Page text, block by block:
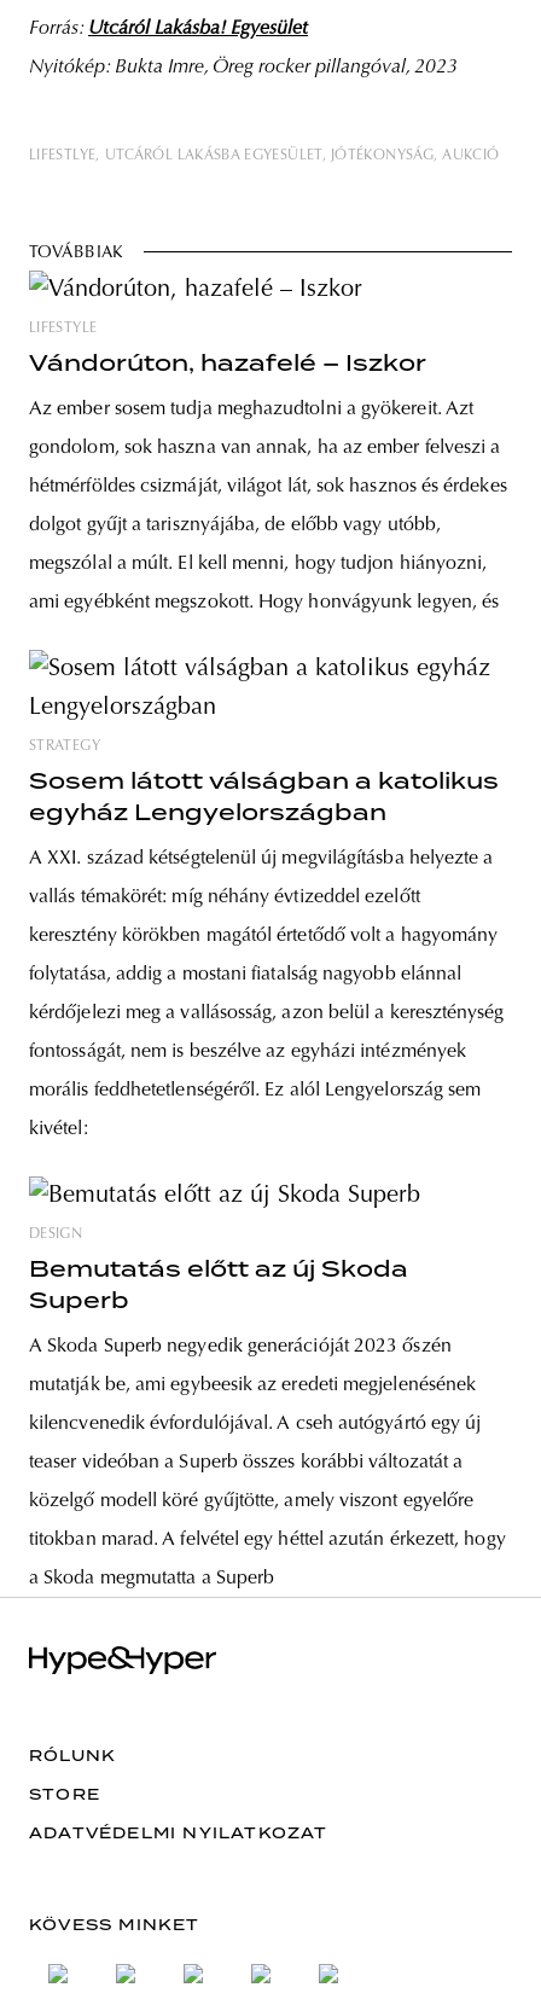
Forrás: Utcáról Lakásba! Egyesület
Nyitókép: Bukta Imre, Öreg rocker pillangóval, 2023
LIFESTLYE UTCÁRÓL LAKÁSBA EGYESÜLET JÓTÉKONYSÁG AUKCIÓ
TOVÁBBIAK
LIFESTYLE
Vándorúton, hazafelé – Iszkor
Az ember sosem tudja meghazudtolni a gyökereit. Azt
gondolom, sok haszna van annak, ha az ember felveszi a
hétmérföldes csizmáját, világot lát, sok hasznos és érdekes
dolgot gyűjt a tarisznyájába, de előbb vagy utóbb,
megszólal a múlt. El kell menni, hogy tudjon hiányozni,
ami egyébként megszokott. Hogy honvágyunk legyen, és
STRATEGY
Sosem látott válságban a katolikus
egyház Lengyelországban
A XXI. század kétségtelenül új megvilágításba helyezte a
vallás témakörét: míg néhány évtizeddel ezelőtt
keresztény körökben magától értetődő volt a hagyomány
folytatása, addig a mostani fiatalság nagyobb elánnal
kérdőjelezi meg a vallásosság, azon belül a kereszténység
fontosságát, nem is beszélve az egyházi intézmények
morális feddhetetlenségéről. Ez alól Lengyelország sem
kivétel:
DESIGN
Bemutatás előtt az új Skoda
Superb
A Skoda Superb negyedik generációját 2023 őszén
mutatják be, ami egybeesik az eredeti megjelenésének
kilencvenedik évfordulójával. A cseh autógyártó egy új
teaser videóban a Superb összes korábbi változatát a
közelgő modell köré gyűjtötte, amely viszont egyelőre
titokban marad. A felvétel egy héttel azután érkezett, hogy
a Skoda megmutatta a Superb
RÓLUNK
STORE
ADATVÉDELMI NYILATKOZAT
KÖVESS MINKET